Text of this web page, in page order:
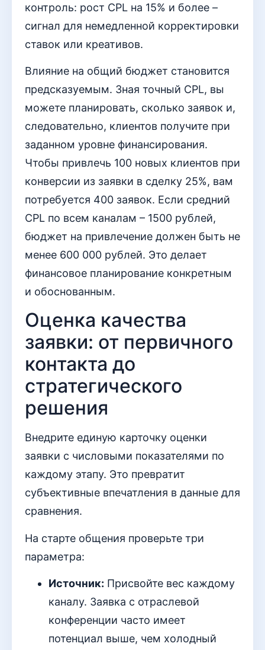
контроль: рост CPL на 15% и более –
сигнал для немедленной корректировки
ставок или креативов.
Влияние на общий бюджет становится
предсказуемым. Зная точный CPL, вы
можете планировать, сколько заявок и,
следовательно, клиентов получите при
заданном уровне финансирования.
Чтобы привлечь 100 новых клиентов при
конверсии из заявки в сделку 25%, вам
потребуется 400 заявок. Если средний
CPL по всем каналам – 1500 рублей,
бюджет на привлечение должен быть не
менее 600 000 рублей. Это делает
финансовое планирование конкретным
и обоснованным.
Оценка качества
заявки: от первичного
контакта до
стратегического
решения
Внедрите единую карточку оценки
заявки с числовыми показателями по
каждому этапу. Это превратит
субъективные впечатления в данные для
сравнения.
На старте общения проверьте три
параметра:
Источник: Присвойте вес каждому
каналу. Заявка с отраслевой
конференции часто имеет
потенциал выше, чем холодный